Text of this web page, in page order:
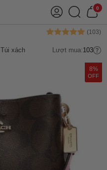
0
Túi xách Lượt mua:103
8%
OFF